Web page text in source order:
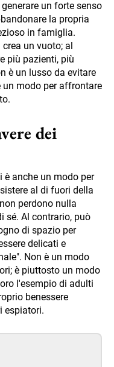
un forte senso
la propria
in famiglia.
un vuoto; al
più pazienti, più
è un lusso da evitare
modo per affrontare
dei
è anche un modo per
al di fuori della
perdono nulla
sé. Al contrario, può
di spazio per
delicati e
Non è un modo
è piuttosto un modo
l'esempio di adulti
benessere
espiatori.